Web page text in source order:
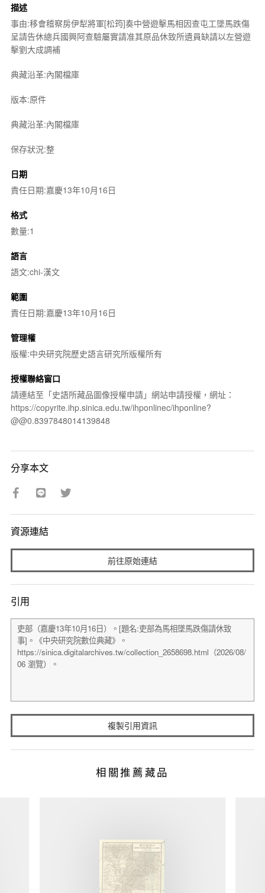
描述
事由:移會稽察房伊犁將軍[松筠]奏中營遊擊馬相因查屯工墜馬跌傷
呈請告休總兵國興阿查驗屬實請准其原品休致所遺員缺請以左營遊
擊劉大成調補
典藏沿革:內閣檔庫
版本:原件
典藏沿革:內閣檔庫
保存狀況:整
日期
責任日期:嘉慶13年10月16日
格式
數量:1
語言
語文:chi-漢文
範圍
責任日期:嘉慶13年10月16日
管理權
版權:中央研究院歷史語言研究所版權所有
授權聯絡窗口
請連結至「史語所藏品圖像授權申請」網站申請授權，網址：
https://copyrite.ihp.sinica.edu.tw/ihponlinec/ihponline?
@@0.8397848014139848
分享本文
資源連結
前往原始連結
引用
複製引用資訊
相關推薦藏品